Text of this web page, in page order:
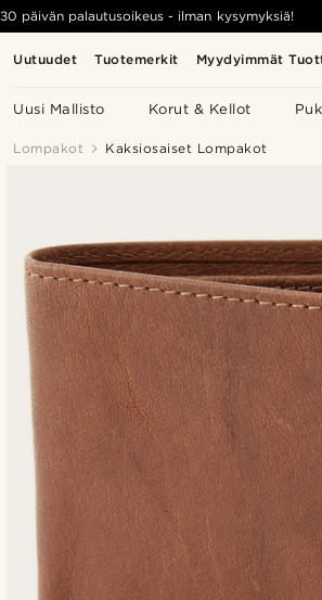
Uutuudet Tuotemerkit Myydyimmät
Uusi Mallisto Korut & Kellot
30 päivän palautusoikeus - ilman kysymyksiä!
Lompakot Kaksiosaiset Lompakot